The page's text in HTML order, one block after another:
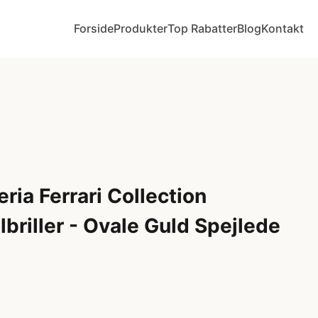
ForsideProdukterTop RabatterBlogKontakt
Ferrari Collection
- Ovale Guld Spejlede